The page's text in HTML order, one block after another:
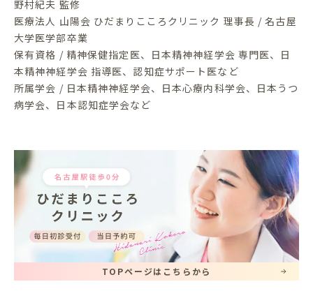
野村紀夫 監修
医療法人 山陽会 ひだまりこころクリニック 理事長 / 名古屋
大学医学部卒業
保有資格 / 精神保健指定医、日本精神神経学会 専門医、日
本精神神経学会 指導医、認知症サポート医など
所属学会 / 日本精神神経学会、日本心療内科学会、日本うつ
病学会、日本認知症学会など
TOPページはこちらから